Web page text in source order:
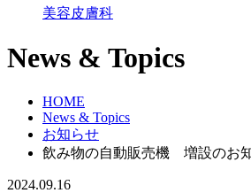
美容皮膚科
News & Topics
HOME
News & Topics
お知らせ
飲み物の自動販売機 増設のお
2024.09.16